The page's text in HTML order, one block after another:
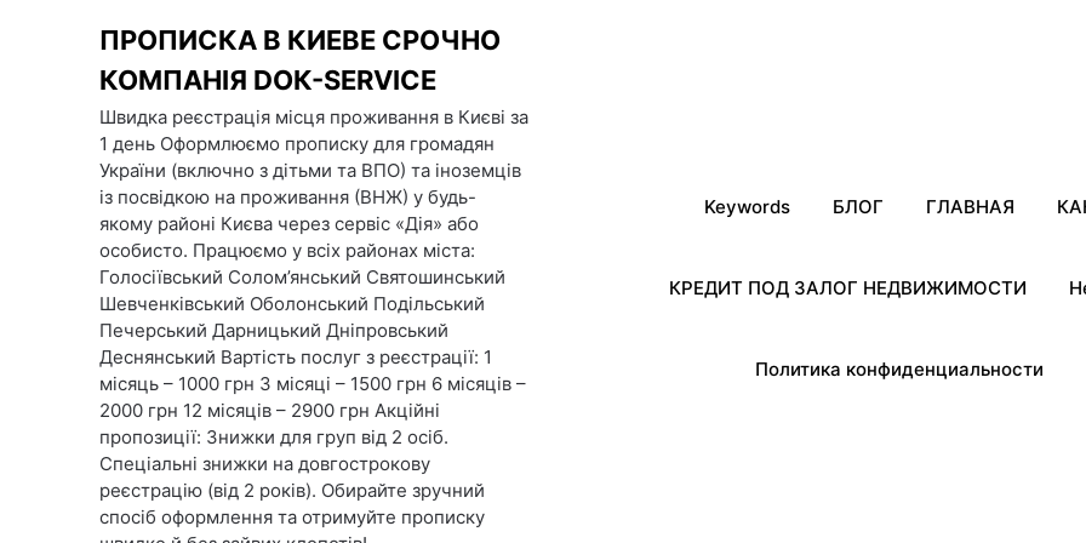
ПРОПИСКА В КИЕВЕ СРОЧНО
КОМПАНІЯ DOК-SERVICE
Швидка реєстрація місця проживання в Києві за
1 день Оформлюємо прописку для громадян
України (включно з дітьми та ВПО) та іноземців
із посвідкою на проживання (ВНЖ) у будь-
якому районі Києва через сервіс «Дія» або
особисто. Працюємо у всіх районах міста:
Голосіївський Солом’янський Святошинський
Шевченківський Оболонський Подільський
Печерський Дарницький Дніпровський
Деснянський Вартість послуг з реєстрації: 1
місяць – 1000 грн 3 місяці – 1500 грн 6 місяців –
2000 грн 12 місяців – 2900 грн Акційні
пропозиції: Знижки для груп від 2 осіб.
Спеціальні знижки на довгострокову
реєстрацію (від 2 років). Обирайте зручний
спосіб оформлення та отримуйте прописку
Keywords БЛОГ ГЛАВНАЯ
КРЕДИТ ПОД ЗАЛОГ НЕДВИЖИМОСТИ
Политика конфиденциальности